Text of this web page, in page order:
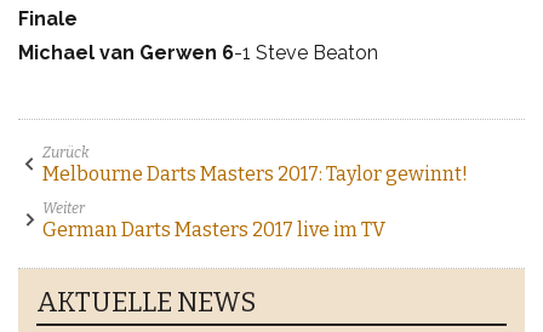
Finale
Michael van Gerwen 6-1 Steve Beaton
Zurück
Melbourne Darts Masters 2017: Taylor gewinnt!
Weiter
German Darts Masters 2017 live im TV
AKTUELLE NEWS